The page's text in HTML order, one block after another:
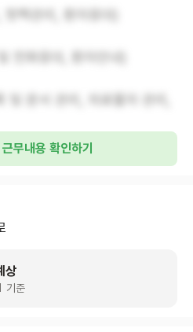
무내용 확인하기
상
기준